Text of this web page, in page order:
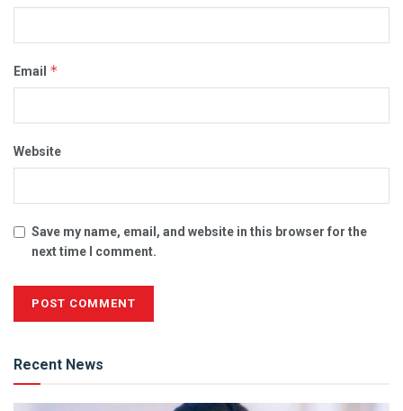
Email *
Website
Save my name, email, and website in this browser for the
next time I comment.
Recent News